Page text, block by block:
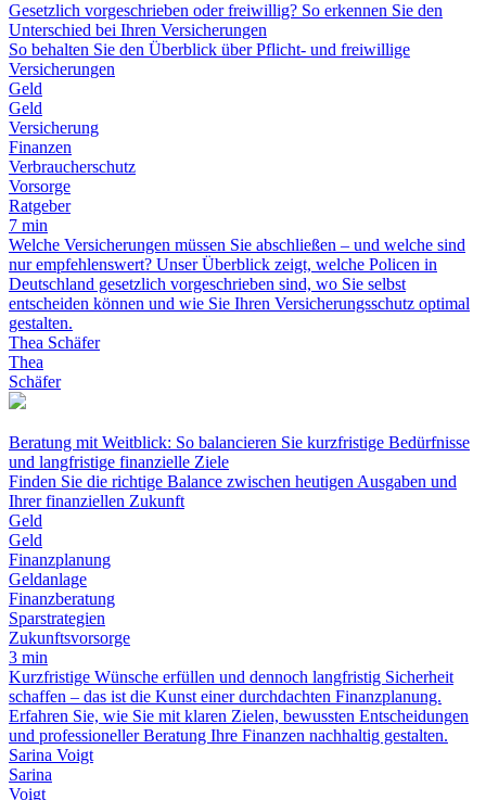
Gesetzlich vorgeschrieben oder freiwillig? So erkennen Sie den
Unterschied bei Ihren Versicherungen
So behalten Sie den Überblick über Pflicht- und freiwillige
Versicherungen
Geld
Geld
Versicherung
Finanzen
Verbraucherschutz
Vorsorge
Ratgeber
7 min
Welche Versicherungen müssen Sie abschließen – und welche sind
nur empfehlenswert? Unser Überblick zeigt, welche Policen in
Deutschland gesetzlich vorgeschrieben sind, wo Sie selbst
entscheiden können und wie Sie Ihren Versicherungsschutz optimal
gestalten.
Thea Schäfer
Thea
Schäfer
Beratung mit Weitblick: So balancieren Sie kurzfristige Bedürfnisse
und langfristige finanzielle Ziele
Finden Sie die richtige Balance zwischen heutigen Ausgaben und
Ihrer finanziellen Zukunft
Geld
Geld
Finanzplanung
Geldanlage
Finanzberatung
Sparstrategien
Zukunftsvorsorge
3 min
Kurzfristige Wünsche erfüllen und dennoch langfristig Sicherheit
schaffen – das ist die Kunst einer durchdachten Finanzplanung.
Erfahren Sie, wie Sie mit klaren Zielen, bewussten Entscheidungen
und professioneller Beratung Ihre Finanzen nachhaltig gestalten.
Sarina Voigt
Sarina
Voigt